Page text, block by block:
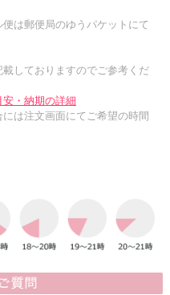
は郵便局のゆうパケットにて
しておりますのでご参考くだ
・納期の詳細
は注文画面にてご希望の時間